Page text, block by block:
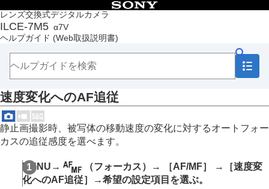
レンズ交換式デジタルカメラ
ILCE-7M5 α7V
ヘルプガイド (Web取扱説明書)
目次
トップページ
ヘルプガイドの使いかた
本体と付属品を確認する
本機の基本操作
準備/基本的な撮影
MENU一覧から機能を探す
撮影機能を活用する
この章の目次
自分撮り動画やVlog撮影に便利な機能
フォーカス（ピント）を合わせる
速度変化へのAF追従
静止画撮影時、被写体の移動速度の変化に対するオートフォー
カスの追従感度を選べます。
MENU → （フォーカス）→ ［AF/MF］ →
［速度変
化へのAF追従］
→希望の設定項目を選ぶ。